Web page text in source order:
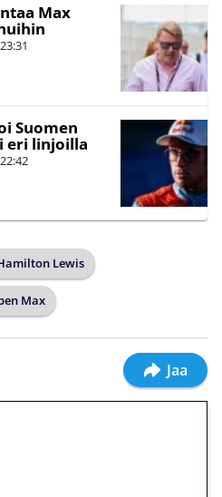
Max
23:31
Suomen
eri linjoilla
22:42
Lewis
Max
Jaa